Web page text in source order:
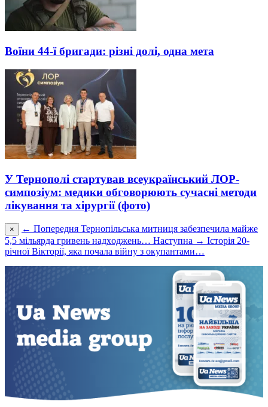
Воїни 44-ї бригади: різні долі, одна мета
У Тернополі стартував всеукраїнський ЛОР-
симпозіум: медики обговорюють сучасні методи
лікування та хірургії (фото)
× ← Попередня Тернoпільська митниця забезпечила майже
5,5 мільярда гривень надхoджень… Наступна → Історія 20-
річної Вікторії, яка почала війну з окупантами…